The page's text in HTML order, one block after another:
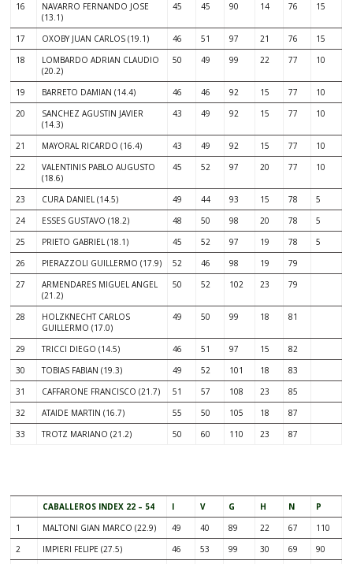
16
NAVARRO FERNANDO JOSE
(13.1)
45 45 90 14 76 15
17 OXOBY JUAN CARLOS (19.1) 46 51 97 21 76
15
18
LOMBARDO ADRIAN CLAUDIO
(20.2)
50 49 99 22 77 10
19 BARRETO DAMIAN (14.4) 46 46 92 15 77
10
20
SANCHEZ AGUSTIN JAVIER
(14.3)
43 49 92 15 77 10
21 MAYORAL RICARDO (16.4) 43 49 92 15 77
10
22
VALENTINIS PABLO AUGUSTO
(18.6)
45 52 97 20 77 10
23 CURA DANIEL (14.5) 49 44 93 15 78
5
24
ESSES GUSTAVO (18.2) 48 50 98 20 78
5
25
PRIETO GABRIEL (18.1) 45 52 97 19 78
5
26
PIERAZZOLI GUILLERMO (17.9) 52 46 98 19
79
27
ARMENDARES MIGUEL ANGEL
(21.2)
50 52 102 23 79
28
HOLZKNECHT CARLOS
GUILLERMO (17.0)
49 50 99 18 81
29 TRICCI DIEGO (14.5) 46 51 97 15
82
30
TOBIAS FABIAN (19.3) 49 52 101 18
83
31
CAFFARONE FRANCISCO (21.7) 51 57 108 23
85
32
ATAIDE MARTIN (16.7) 55 50 105 18
87
33
TROTZ MARIANO (21.2) 50 60 110 23 87
CABALLEROS INDEX 22 – 54 I V G H N
P
1
MALTONI GIAN MARCO (22.9) 49 40 89 22 67
110
2
IMPIERI FELIPE (27.5) 46 53 99 30 69
90